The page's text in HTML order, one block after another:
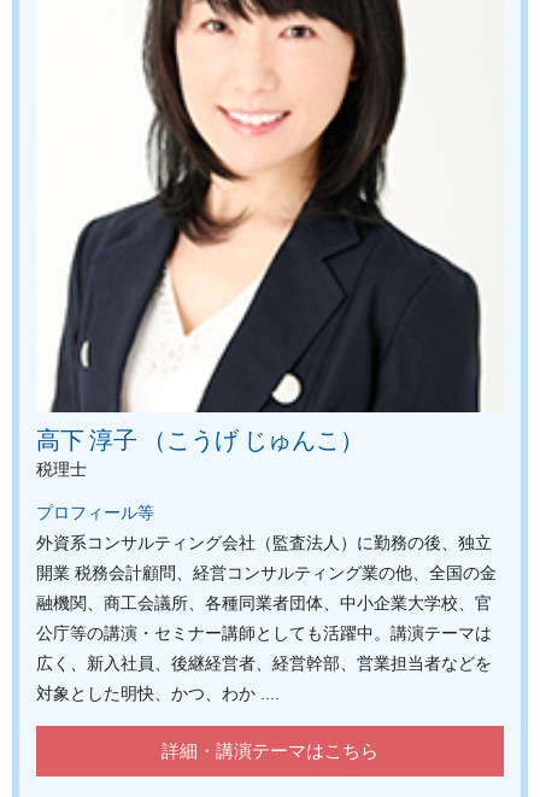
高下 淳子 （こうげ じゅんこ）
税理士
プロフィール等
外資系コンサルティング会社（監査法人）に勤務の後、独立
開業 税務会計顧問、経営コンサルティング業の他、全国の金
融機関、商工会議所、各種同業者団体、中小企業大学校、官
公庁等の講演・セミナー講師としても活躍中。講演テーマは
広く、新入社員、後継経営者、経営幹部、営業担当者などを
対象とした明快、かつ、わか ....
詳細・講演テーマはこちら